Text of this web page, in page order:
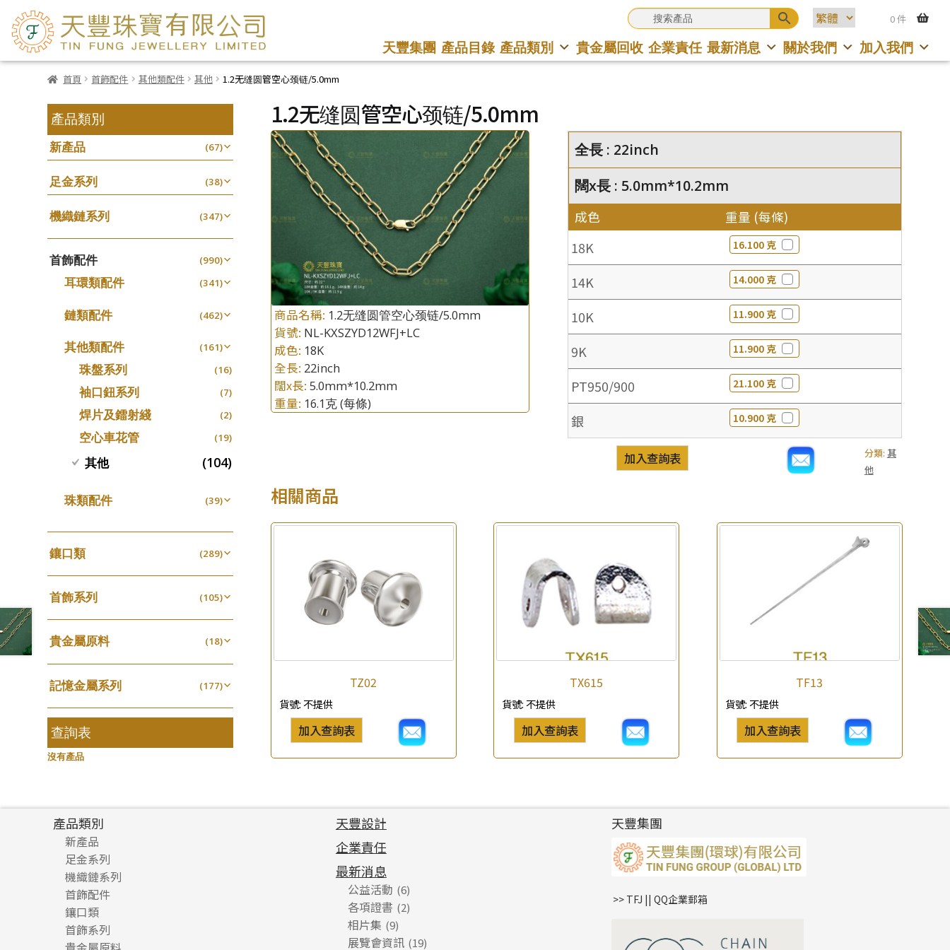
0 件
天豐集團 產品目錄 產品類別 貴金屬回收 企業責任 最新消息 關於我們 加入我們
首頁 首飾配件 其他類配件 其他 1.2无缝圆管空心颈链/5.0mm
1.2无缝圆管空心颈链/5.0mm
產品查詢 ×
*你的名字
商品名稱: 1.2无缝圆管空心颈链/5.0mm
貨號: NL-KXSZYD12WFJ+LC
成色: 18K
全長: 22inch
闊x長: 5.0mm*10.2mm
重量: 16.1克(每條)
全長 : 22inch
闊x長 : 5.0mm*10.2mm
成色 重量 (每條)
18K 16.100 克
14K 14.000 克
10K 11.900 克
9K 11.900 克
PT950/900 21.100 克
銀 10.900 克
分類: 其
他
加入查詢表
相關商品
TZ02
貨號:不提供
加入查詢表
TX615
貨號: 不提供
加入查詢表
TF13
貨號:不提供
加入查詢表
產品類別
新產品 (67)
足金系列 (38)
機織鏈系列 (347)
珠仔鏈 (25)
镶口链 (61)
管狀網鏈 (11)
十字鏈系列
十字閃O鏈系列 (27)
十字錘打鏈系列 (17)
側身車花鏈系列 (8)
側身鏈系列 (9)
肖邦鏈系列 (14)
雙十字鏈系列 (4)
蛇骨鏈系列
鏈尾系列 (6)
盒子鏈系列 (6)
嘴唇鏈系列 (3)
竹節鏈系列 (5)
S車花鏈系列
珍珠鏈系列 (3)
坦克鏈系列
滿天星鏈系列 (2)
刀片鏈系列 (4)
方假繩鏈系列
心心鏈系列
首飾配件 (990)
耳環類配件 (341)
卷迫系列
梅花迫系列 (19)
平臺迫系列 (74)
綫拍系列 (42)
美拍系列 (16)
耳針系列 (6)
耳環扣系列 (29)
耳環爪頭
耳環 (71)
鏈類配件 (462)
動感車花吊墜
調節珠系列
生圈扣系列
龍蝦扣系列
鴨俐制系列
字母吊墜
相盒吊墜 (11)
管扣系列
星座吊墜
珠扣
其他類配件 (161)
珠盤系列 (16)
袖口鈕系列 (7)
焊片及鐳射綫 (2)
空心車花管 (19)
其他 (104)
珠類配件 (39)
空心光身珠
空心批花珠
鑲口類 (289)
四爪頭系列 (20)
六爪頭系列 (41)
車花片 (35)
動感車花片 (20)
鑲口戒指 (16)
鑲口手鏈系列 (146)
首飾系列 (105)
手镯系列 (8)
戒指系列 (8)
空心耳環 (27)
空心车花管首饰链 (15)
空心手鐲系列 (8)
牛仔鏈
貴金屬原料 (18)
千足金 (18)
記憶金屬系列 (177)
記憶戒指 (30)
拉簧珠珠手鏈
記憶鈦手鐲
查詢表
沒有產品
*你的名字
產品類別
新產品
足金系列
足金配件
機織鏈系列
珠仔鏈
镶口链
管狀網鏈
首飾配件
耳環類配件
卷迫系列
鏈類配件
鑲口類
四爪頭系列
首飾系列
天豐設計
企業責任
最新消息
公益活動 (6)
各項證書 (2)
相片集 (9)
展覽會資訊 (19)
天豐集團
>> TFJ || QQ企業郵箱